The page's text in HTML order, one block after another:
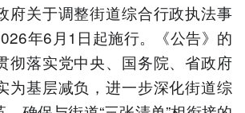
府关于调整街道综合行政执法事
年6月1日起施行。《公告》的
彻落实党中央、国务院、省政府
为基层减负，进一步深化街道综